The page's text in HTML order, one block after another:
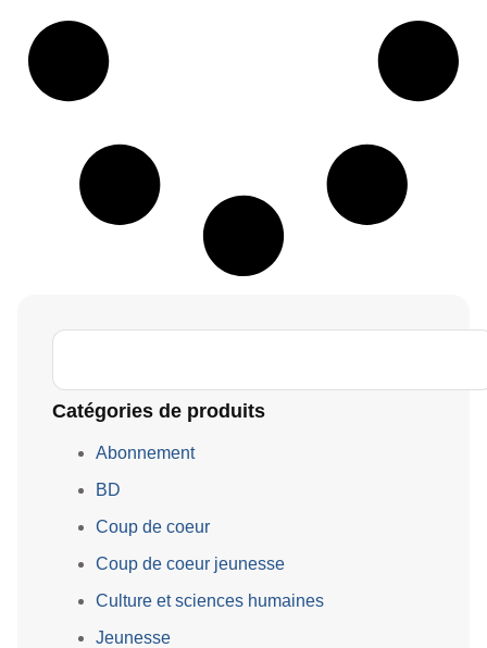
Catégories de produits
Abonnement
BD
Coup de coeur
Coup de coeur jeunesse
Culture et sciences humaines
Jeunesse